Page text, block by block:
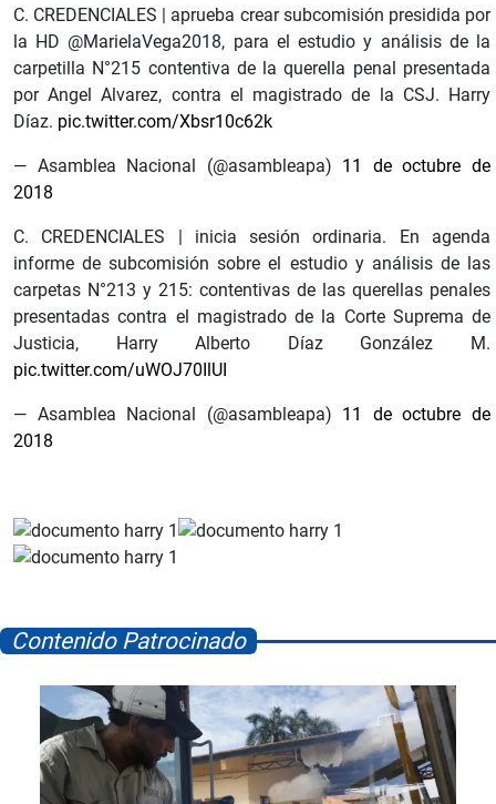
C. CREDENCIALES | aprueba crear subcomisión presidida por
la HD @MarielaVega2018, para el estudio y análisis de la
carpetilla N°215 contentiva de la querella penal presentada
por Angel Alvarez, contra el magistrado de la CSJ. Harry
Díaz. pic.twitter.com/Xbsr10c62k
— Asamblea Nacional (@asambleapa) 11 de octubre de
2018
C. CREDENCIALES | inicia sesión ordinaria. En agenda
informe de subcomisión sobre el estudio y análisis de las
carpetas N°213 y 215: contentivas de las querellas penales
presentadas contra el magistrado de la Corte Suprema de
Justicia, Harry Alberto Díaz González M.
pic.twitter.com/uWOJ70IlUI
— Asamblea Nacional (@asambleapa) 11 de octubre de
2018
Contenido Patrocinado